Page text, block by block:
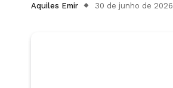
Aquiles Emir 30 de junho de 2026